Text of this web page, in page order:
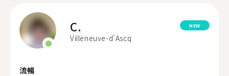
C.
Villeneuve-d'Ascq
NEW
流暢